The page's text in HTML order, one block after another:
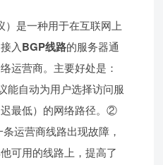
）是一种用于在互联网上
入BGP线路的服务器通
运营商。主要好处是：
能自动为用户选择访问服
最低）的网络路径。②
运营商线路出现故障，
可用的线路上，提高了